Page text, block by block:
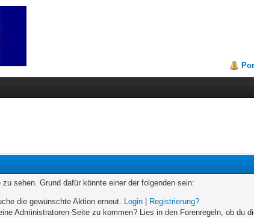
sehen. Grund dafür könnte einer der folgenden sein:
die gewünschte Aktion erneut. Login
Registrierung?
Administratoren-Seite zu kommen? Lies in den Forenregeln, ob du